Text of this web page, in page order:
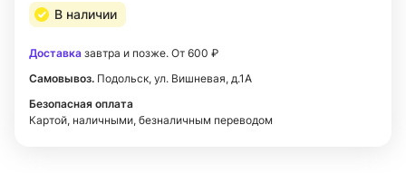
В наличии
Доставка завтра и позже. От 600 ₽
Самовывоз. Подольск, ул. Вишневая, д.1А
Безопасная оплата
Картой, наличными, безналичным переводом